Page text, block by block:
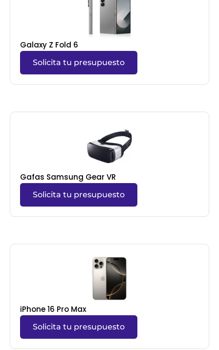
Galaxy Z Fold 6
Solicita tu presupuesto
Gafas Samsung Gear VR
Solicita tu presupuesto
iPhone 16 Pro Max
Solicita tu presupuesto